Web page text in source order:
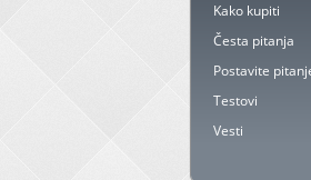
Kako kupiti
Česta pitanja
Postavite
Testovi
Vesti